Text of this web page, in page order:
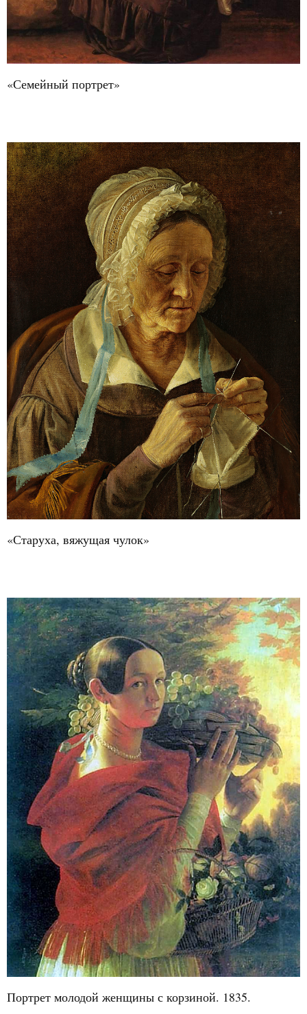
«Семейный портрет»
«Старуха, вяжущая чулок»
Портрет молодой женщины с корзиной. 1835.